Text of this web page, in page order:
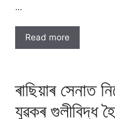
…
Read more
ৰাছিয়াৰ সেনাত
যুৱকৰ গুলীবিদ্ধ